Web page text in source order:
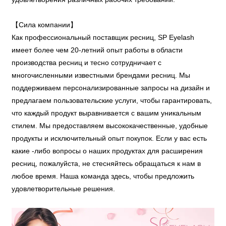
【Сила компании】
Как профессиональный поставщик ресниц, SP Eyelash
имеет более чем 20-летний опыт работы в области
производства ресниц и тесно сотрудничает с
многочисленными известными брендами ресниц. Мы
поддерживаем персонализированные запросы на дизайн и
предлагаем пользовательские услуги, чтобы гарантировать,
что каждый продукт выравнивается с вашим уникальным
стилем. Мы предоставляем высококачественные, удобные
продукты и исключительный опыт покупок. Если у вас есть
какие -либо вопросы о наших продуктах для расширения
ресниц, пожалуйста, не стесняйтесь обращаться к нам в
любое время. Наша команда здесь, чтобы предложить
удовлетворительные решения.